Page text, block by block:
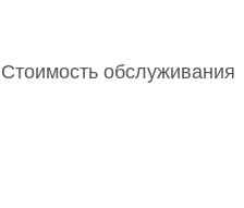
Стоимость обслуживания